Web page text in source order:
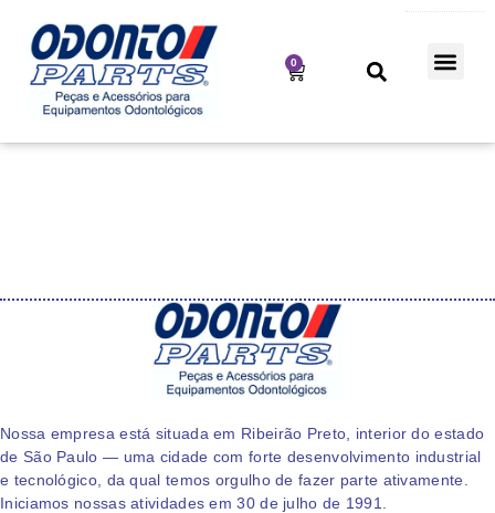
0
Nossa empresa está situada em Ribeirão Preto, interior do estado
de São Paulo — uma cidade com forte desenvolvimento industrial
e tecnológico, da qual temos orgulho de fazer parte ativamente.
Iniciamos nossas atividades em 30 de julho de 1991.